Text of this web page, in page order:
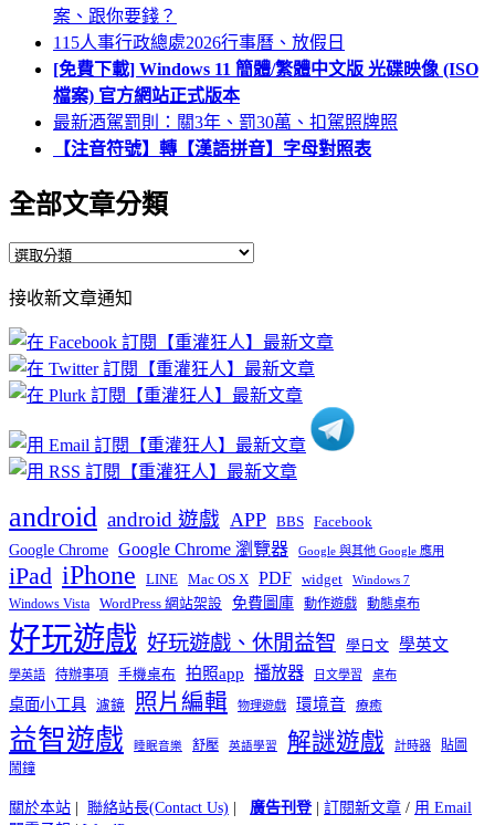
案、跟你要錢？
115人事行政總處2026行事曆、放假日
[免費下載] Windows 11 簡體/繁體中文版 光碟映像 (ISO
檔案) 官方網站正式版本
最新酒駕罰則：關3年、罰30萬、扣駕照牌照
【注音符號】轉【漢語拼音】字母對照表
全部文章分類
全
文
章
分
類
接收新文章通知
android android 遊戲 APP BBS Facebook
Google Chrome Google Chrome 瀏覽器 Google 與其他 Google 應用
iPad iPhone LINE Mac OS X PDF widget Windows 7
Windows Vista WordPress 網站架設 免費圖庫 動作遊戲 動態桌布
好玩遊戲 好玩遊戲、休閒益智 學日文 學英文
學英語 待辦事項 手機桌布 拍照app 播放器 日文學習 桌布
桌面小工具 濾鏡 照片編輯 物理遊戲 環境音 療癒
益智遊戲 睡眠音樂 舒壓 英語學習 解謎遊戲 計時器
貼圖
鬧鐘
關於本站 聯絡站長(Contact Us) 廣告刊登| 訂閱新文章 / 用 Email